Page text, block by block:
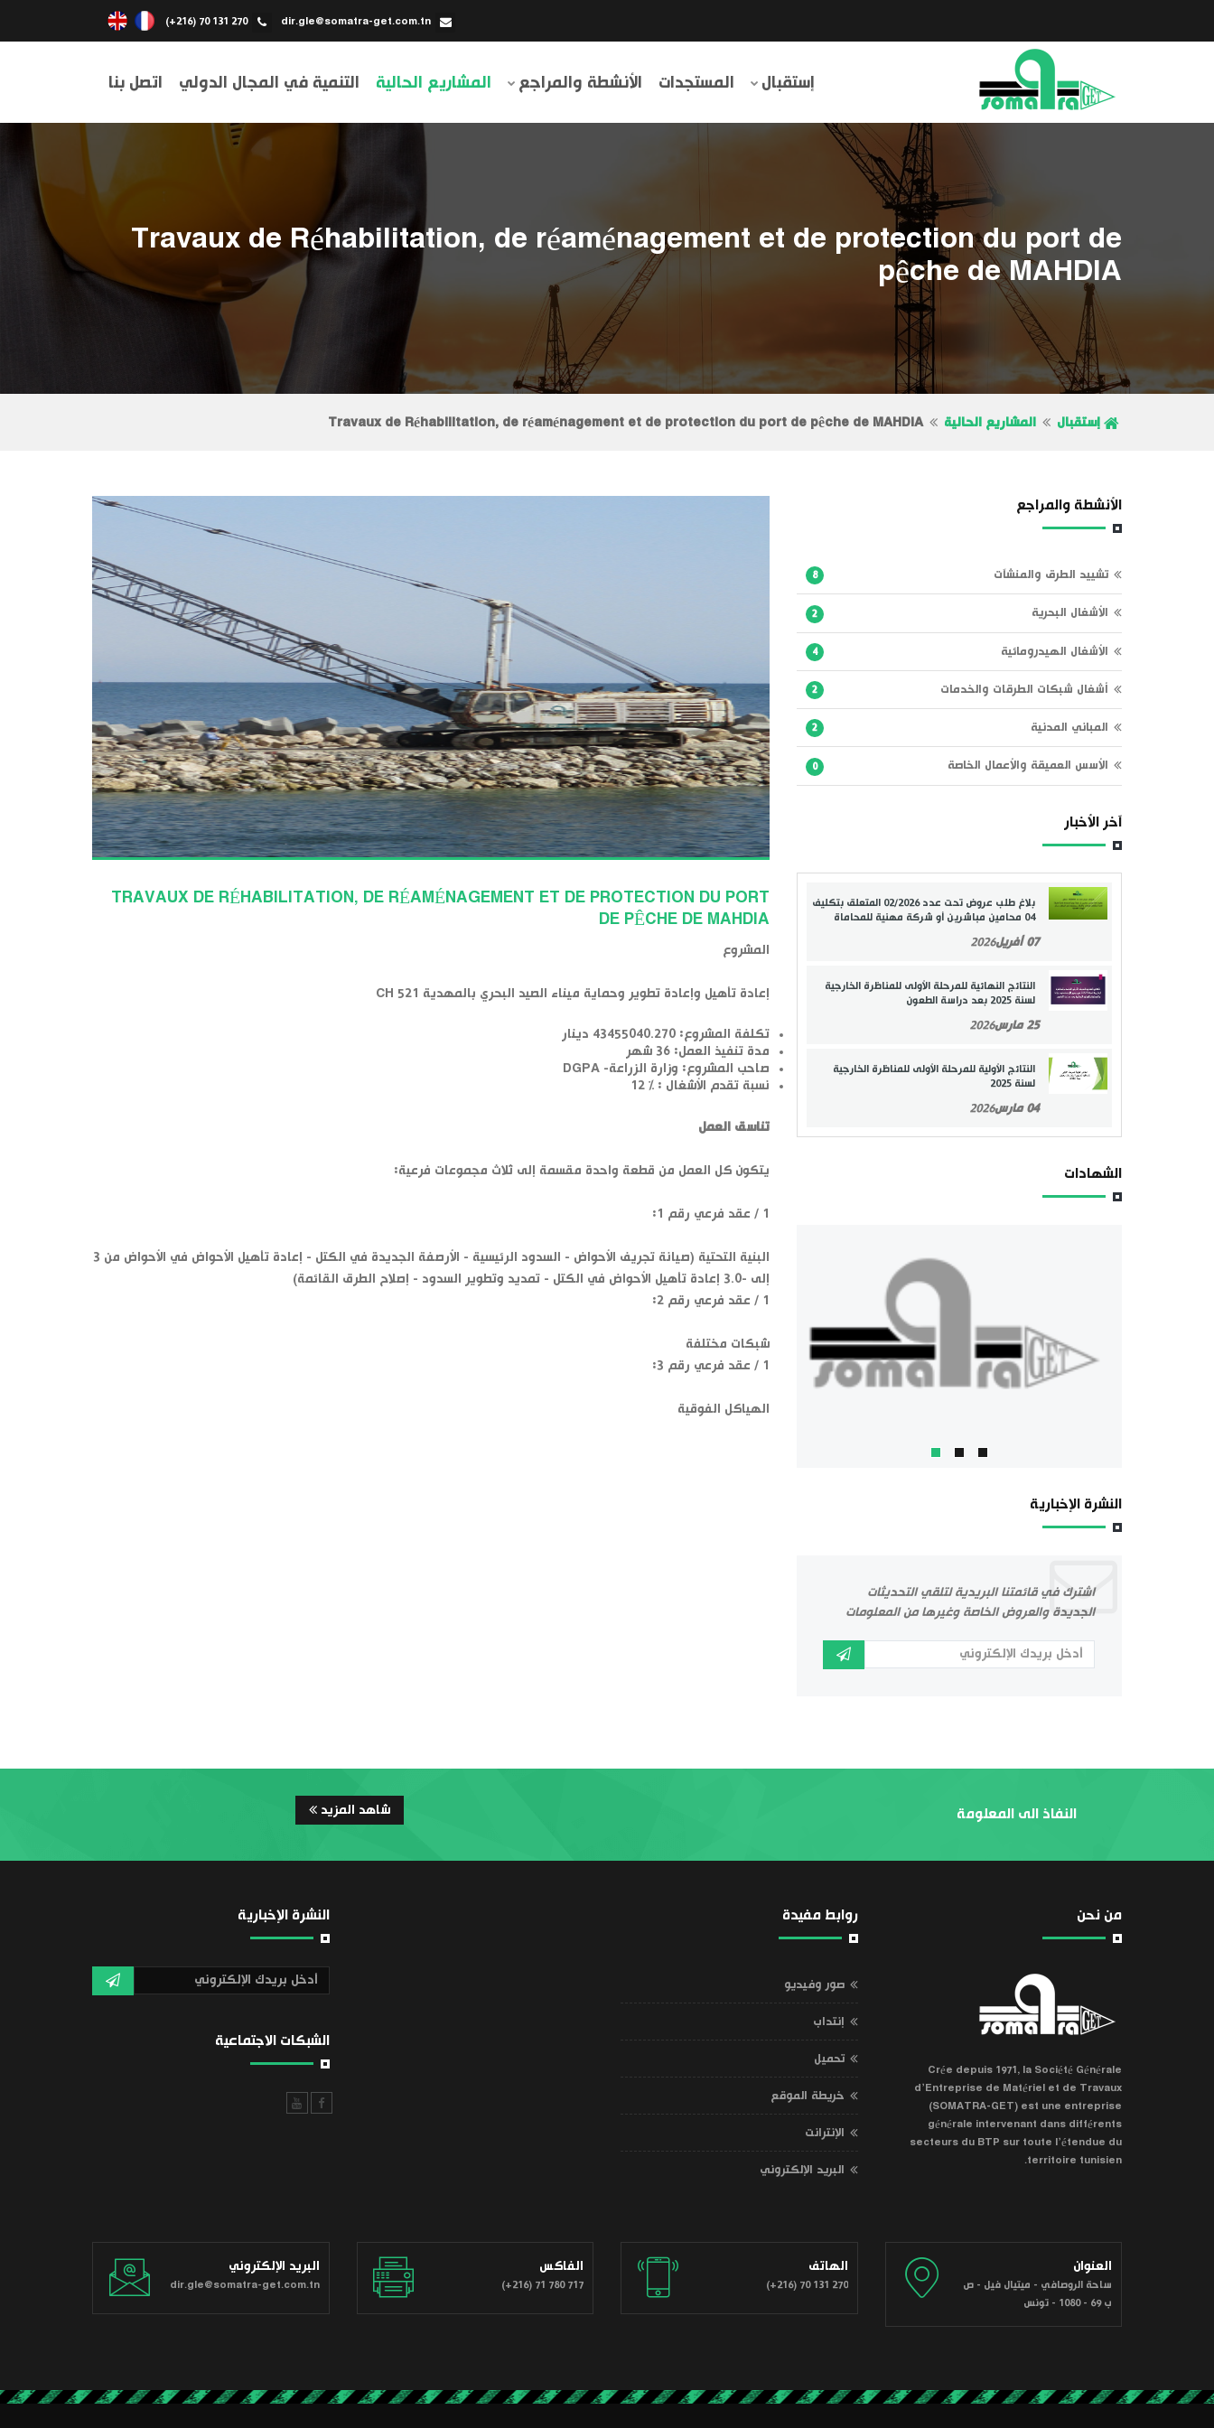
dir.gle@somatra-get.com.tn
(+216) 70 131 270
إستقبال المستجدات الأنشطة والمراجع المشاريع الحالية التنمية في المجال الدولي اتصل بنا
Travaux de Réhabilitation, de réaménagement et de protection du port de
pêche de MAHDIA
إستقبال المشاريع الحالية Travaux de Réhabilitation, de réaménagement et de protection du port de pêche de MAHDIA
الأنشطة والمراجع
تشييد الطرق والمنشآت 8
الأشغال البحرية 2
الأشغال الهيدرومائية 4
أشغال شبكات الطرقات والخدمات 2
المباني المدنية 2
الأسس العميقة والأعمال الخاصة 0
آخر الأخبار
بلاغ طلب عروض تحت عدد 02/2026 المتعلق بتكليف
04 محامين مباشرين أو شركة مهنية للمحاماة
07 أفريل 2026
النتائج النهائية للمرحلة الأولى للمناظرة الخارجية
لسنة 2025 بعد دراسة الطعون
25 مارس 2026
النتائج الأولية للمرحلة الأولى للمناظرة الخارجية
لسنة 2025
04 مارس 2026
الشهادات
النشرة الإخبارية
اشترك في قائمتنا البريدية لتلقي التحديثات
الجديدة والعروض الخاصة وغيرها من المعلومات
TRAVAUX DE RÉHABILITATION, DE RÉAMÉNAGEMENT ET DE PROTECTION DU PORT
DE PÊCHE DE MAHDIA
المشروع
إعادة تأهيل وإعادة تطوير وحماية ميناء الصيد البحري بالمهدية CH 521
تكلفة المشروع: 43455040.270 دينار
مدة تنفيذ العمل: 36 شهر
صاحب المشروع: وزارة الزراعة- DGPA
نسبة تقدم الأشغال : % 12
تناسق العمل
يتكون كل العمل من قطعة واحدة مقسمة إلى ثلاث مجموعات فرعية:
1 / عقد فرعي رقم 1:
البنية التحتية (صيانة تجريف الأحواض - السدود الرئيسية - الأرصفة الجديدة في الكتل - إعادة تأهيل الأحواض في الأحواض من 3
إلى -3.0 إعادة تأهيل الأحواض في الكتل - تمديد وتطوير السدود - إصلاح الطرق القائمة)
1 / عقد فرعي رقم 2:
شبكات مختلفة
1 / عقد فرعي رقم 3:
الهياكل الفوقية
النفاذ الى المعلومة شاهد المزيد
من نحن
Crée depuis 1971, la Société Générale
d’Entreprise de Matériel et de Travaux
(SOMATRA-GET) est une entreprise
générale intervenant dans différents
secteurs du BTP sur toute l’étendue du
territoire tunisien.
روابط مفيدة
صور وفيديو
إنتداب
تحميل
خريطة الموقع
الإنترانت
البريد الإلكتروني
النشرة الإخبارية
الشبكات الاجتماعية
العنوان
ساحة الروصافي - ميتيال فيل - ص
ب 69 - 1080 - تونس
الهاتف
(+216) 70 131 270
الفاكس
(+216) 71 780 717
البريد الإلكتروني
dir.gle@somatra-get.com.tn